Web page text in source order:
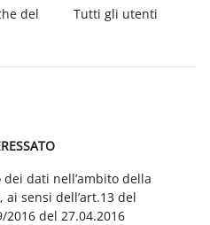
del
Tutti gli utenti
dati nell’ambito della
sensi dell’art.13 del
2016 del 27.04.2016